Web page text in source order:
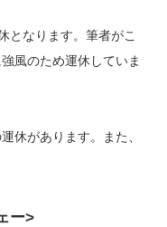
となります。筆者がこ
風のため運休していま
休があります。また、
ー>